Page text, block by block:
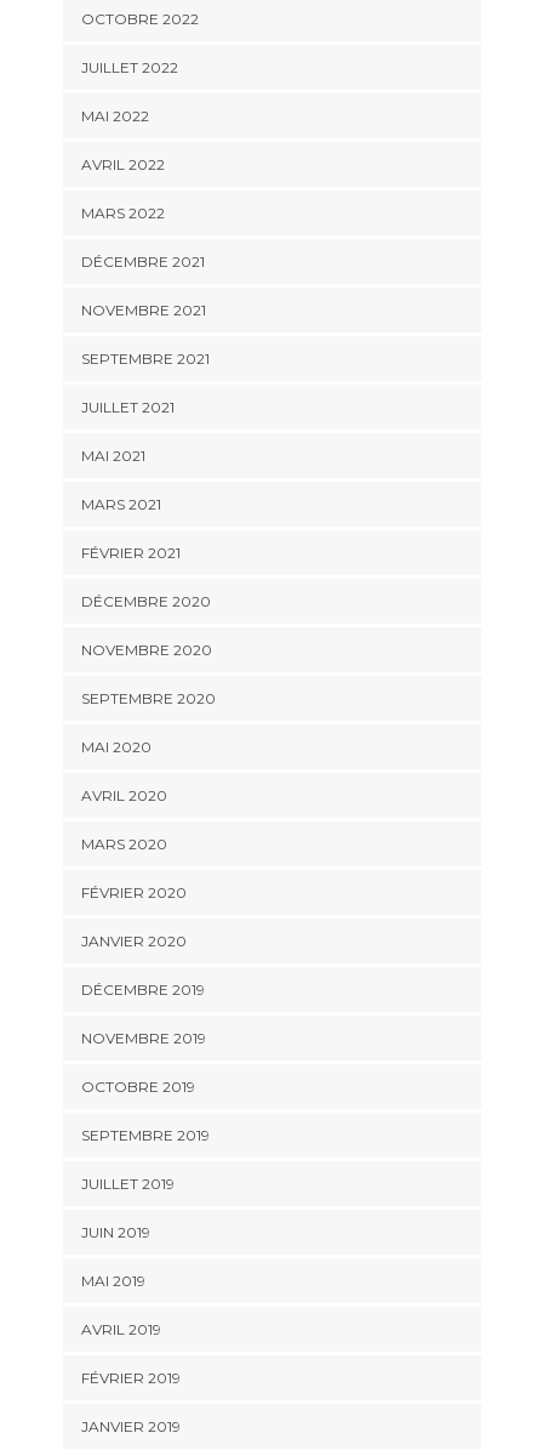
OCTOBRE 2022
JUILLET 2022
MAI 2022
AVRIL 2022
MARS 2022
DÉCEMBRE 2021
NOVEMBRE 2021
SEPTEMBRE 2021
JUILLET 2021
MAI 2021
MARS 2021
FÉVRIER 2021
DÉCEMBRE 2020
NOVEMBRE 2020
SEPTEMBRE 2020
MAI 2020
AVRIL 2020
MARS 2020
FÉVRIER 2020
JANVIER 2020
DÉCEMBRE 2019
NOVEMBRE 2019
OCTOBRE 2019
SEPTEMBRE 2019
JUILLET 2019
JUIN 2019
MAI 2019
AVRIL 2019
FÉVRIER 2019
JANVIER 2019